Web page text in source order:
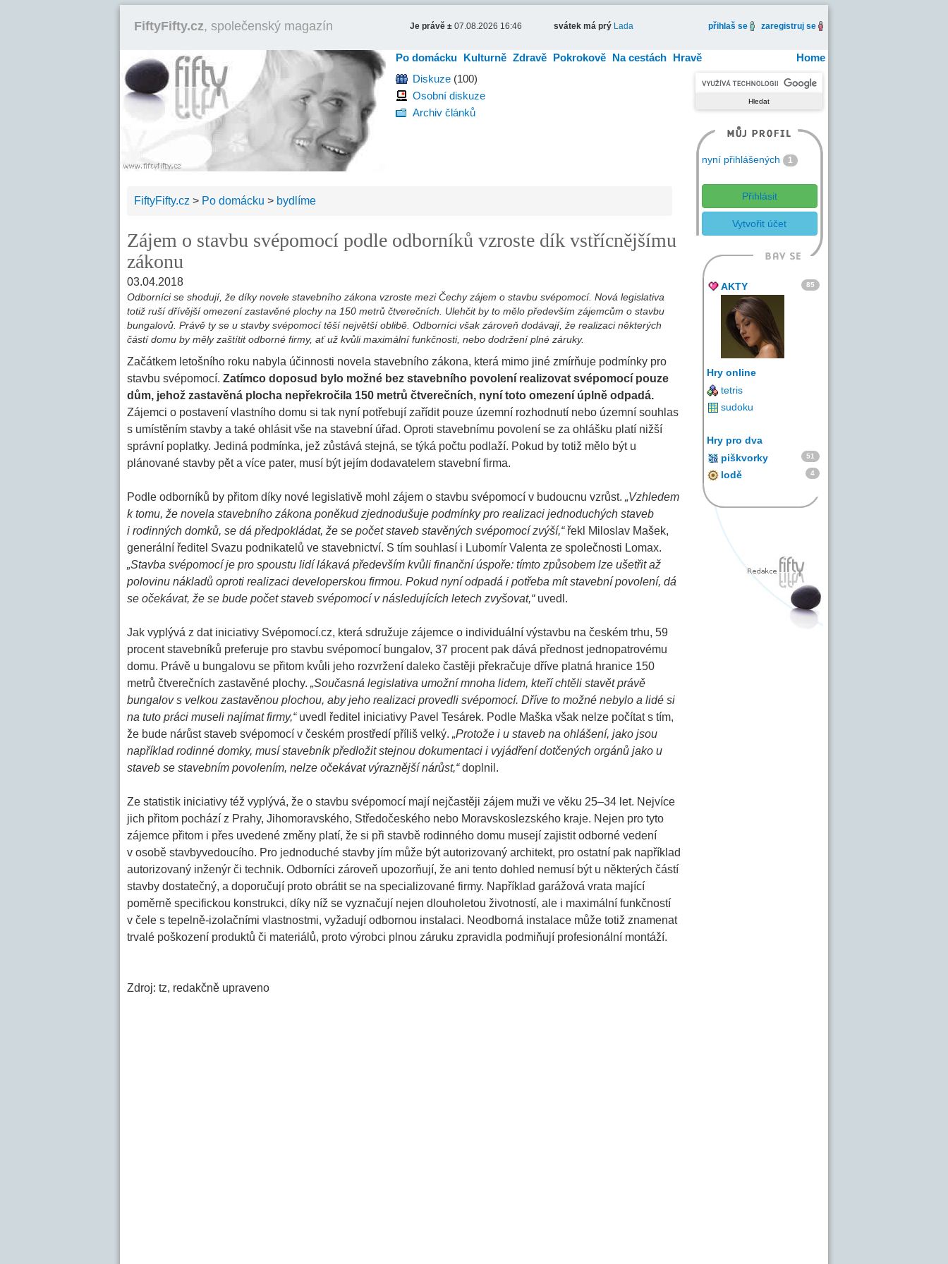
FiftyFifty.cz, společenský magazín Je právě ± 07.08.2026 16:46 svátek má prý Lada přihlaš se zaregistruj se
Home
Po domácku Kulturně Zdravě Pokrokově Na cestách Hravě
Diskuze (100)
Osobní diskuze
Archiv článků
FiftyFifty.cz > Po domácku > bydlíme
Zájem o stavbu svépomocí podle odborníků vzroste dík vstřícnějšímu
zákonu
03.04.2018
Odborníci se shodují, že díky novele stavebního zákona vzroste mezi Čechy zájem o stavbu svépomocí. Nová legislativa
totiž ruší dřívější omezení zastavěné plochy na 150 metrů čtverečních. Ulehčit by to mělo především zájemcům o stavbu
bungalovů. Právě ty se u stavby svépomocí těší největší oblibě. Odborníci však zároveň dodávají, že realizaci některých
částí domu by měly zaštítit odborné firmy, ať už kvůli maximální funkčnosti, nebo dodržení plné záruky.
Začátkem letošního roku nabyla účinnosti novela stavebního zákona, která mimo jiné zmírňuje podmínky pro
stavbu svépomocí. Zatímco doposud bylo možné bez stavebního povolení realizovat svépomocí pouze
dům, jehož zastavěná plocha nepřekročila 150 metrů čtverečních, nyní toto omezení úplně odpadá.
Zájemci o postavení vlastního domu si tak nyní potřebují zařídit pouze územní rozhodnutí nebo územní souhlas
s umístěním stavby a také ohlásit vše na stavební úřad. Oproti stavebnímu povolení se za ohlášku platí nižší
správní poplatky. Jediná podmínka, jež zůstává stejná, se týká počtu podlaží. Pokud by totiž mělo být u
plánované stavby pět a více pater, musí být jejím dodavatelem stavební firma.
Podle odborníků by přitom díky nové legislativě mohl zájem o stavbu svépomocí v budoucnu vzrůst. „Vzhledem
k tomu, že novela stavebního zákona poněkud zjednodušuje podmínky pro realizaci jednoduchých staveb
i rodinných domků, se dá předpokládat, že se počet staveb stavěných svépomocí zvýší,“ řekl Miloslav Mašek,
generální ředitel Svazu podnikatelů ve stavebnictví. S tím souhlasí i Lubomír Valenta ze společnosti Lomax.
„Stavba svépomocí je pro spoustu lidí lákavá především kvůli finanční úspoře: tímto způsobem lze ušetřit až
polovinu nákladů oproti realizaci developerskou firmou. Pokud nyní odpadá i potřeba mít stavební povolení, dá
se očekávat, že se bude počet staveb svépomocí v následujících letech zvyšovat,“ uvedl.
Jak vyplývá z dat iniciativy Svépomocí.cz, která sdružuje zájemce o individuální výstavbu na českém trhu, 59
procent stavebníků preferuje pro stavbu svépomocí bungalov, 37 procent pak dává přednost jednopatrovému
domu. Právě u bungalovu se přitom kvůli jeho rozvržení daleko častěji překračuje dříve platná hranice 150
metrů čtverečních zastavěné plochy. „Současná legislativa umožní mnoha lidem, kteří chtěli stavět právě
bungalov s velkou zastavěnou plochou, aby jeho realizaci provedli svépomocí. Dříve to možné nebylo a lidé si
na tuto práci museli najímat firmy,“uvedl ředitel iniciativy Pavel Tesárek. Podle Maška však nelze počítat s tím,
že bude nárůst staveb svépomocí v českém prostředí příliš velký. „Protože i u staveb na ohlášení, jako jsou
například rodinné domky, musí stavebník předložit stejnou dokumentaci i vyjádření dotčených orgánů jako u
staveb se stavebním povolením, nelze očekávat výraznější nárůst,“doplnil.
Ze statistik iniciativy též vyplývá, že o stavbu svépomocí mají nejčastěji zájem muži ve věku 25–34 let. Nejvíce
jich přitom pochází z Prahy, Jihomoravského, Středočeského nebo Moravskoslezského kraje. Nejen pro tyto
zájemce přitom i přes uvedené změny platí, že si při stavbě rodinného domu musejí zajistit odborné vedení
v osobě stavbyvedoucího. Pro jednoduché stavby jím může být autorizovaný architekt, pro ostatní pak například
autorizovaný inženýr či technik. Odborníci zároveň upozorňují, že ani tento dohled nemusí být u některých částí
stavby dostatečný, a doporučují proto obrátit se na specializované firmy. Například garážová vrata mající
poměrně specifickou konstrukci, díky níž se vyznačují nejen dlouholetou životností, ale i maximální funkčností
v čele s tepelně-izolačními vlastnostmi, vyžadují odbornou instalaci. Neodborná instalace může totiž znamenat
trvalé poškození produktů či materiálů, proto výrobci plnou záruku zpravidla podmiňují profesionální montáží.
Zdroj: tz, redakčně upraveno
nyní přihlášených 1
Přihlásit
Vytvořit účet
AKTY 85
Hry online
tetris
sudoku
Hry pro dva
piškvorky
51
lodě 4